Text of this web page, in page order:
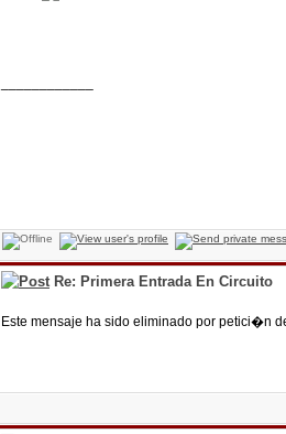
Re: Primera Entrada En Circuito
Este mensaje ha sido eliminado por petici�n